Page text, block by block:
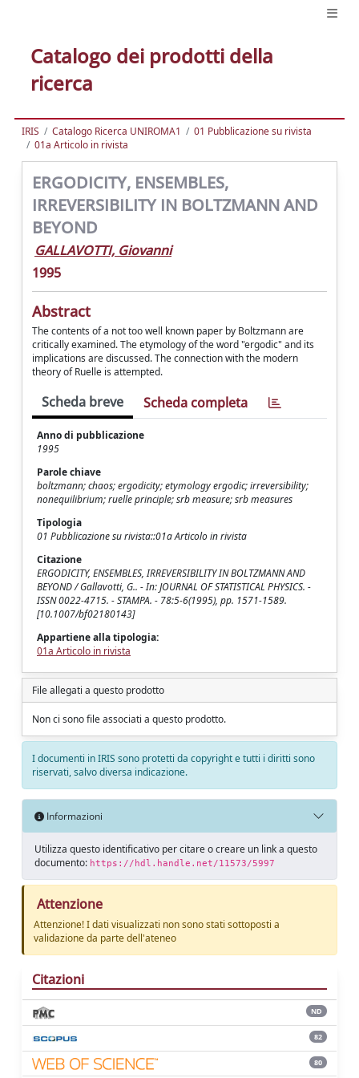
Catalogo dei prodotti della
ricerca
IRIS Catalogo Ricerca UNIROMA1
01 Pubblicazione su rivista
01a Articolo in rivista
ERGODICITY, ENSEMBLES,
IRREVERSIBILITY IN BOLTZMANN AND
BEYOND
GALLAVOTTI, Giovanni
1995
Abstract
The contents of a not too well known paper by Boltzmann are
critically examined. The etymology of the word "ergodic" and its
implications are discussed. The connection with the modern
theory of Ruelle is attempted.
Scheda breve Scheda completa
Anno di pubblicazione
1995
Parole chiave
boltzmann; chaos; ergodicity; etymology ergodic; irreversibility;
nonequilibrium; ruelle principle; srb measure; srb measures
Tipologia
01 Pubblicazione su rivista::01a Articolo in rivista
Citazione
ERGODICITY, ENSEMBLES, IRREVERSIBILITY IN BOLTZMANN AND
BEYOND / Gallavotti, G.. - In: JOURNAL OF STATISTICAL PHYSICS. -
ISSN 0022-4715. - STAMPA. - 78:5-6(1995), pp. 1571-1589.
[10.1007/bf02180143]
Appartiene alla tipologia:
01a Articolo in rivista
File allegati a questo prodotto
Non ci sono file associati a questo prodotto.
I documenti in IRIS sono protetti da copyright e tutti i diritti sono
riservati, salvo diversa indicazione.
Informazioni
Utilizza questo identificativo per citare o creare un link a questo
documento: https://hdl.handle.net/11573/5997
Attenzione
Attenzione! I dati visualizzati non sono stati sottoposti a
validazione da parte dell'ateneo
Citazioni
ND
82
80